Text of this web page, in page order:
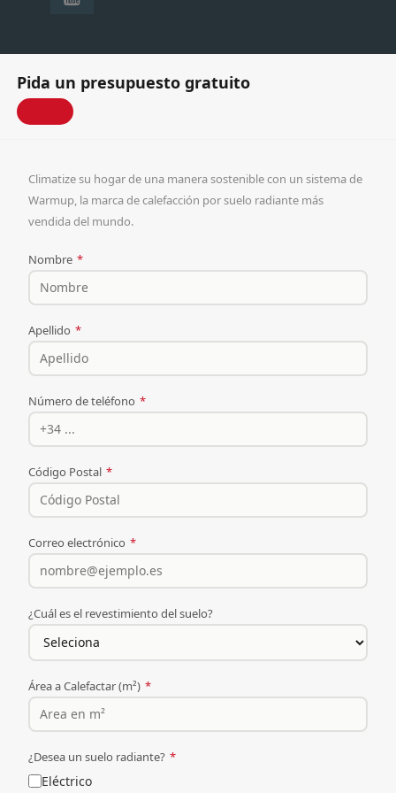
Pida un presupuesto gratuito
Climatize su hogar de una manera sostenible con un sistema de
Warmup, la marca de calefacción por suelo radiante más
vendida del mundo.
Nombre *
Apellido *
Número de teléfono *
Código Postal *
Correo electrónico *
¿Cuál es el revestimiento del suelo?
Área a Calefactar (m²) *
¿Desea un suelo radiante? *
Eléctrico